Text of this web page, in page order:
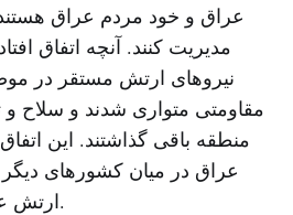
عراق و خود مردم عراق
مدیریت کنند. آنچه اتفاق
نیروهای ارتش مستقر در
مقاومتی متواری شدند و سلاح و
منطقه باقی گذاشتند. این
عراق در میان کشورهای
ارتش عراق را تجهیز کرده اند.